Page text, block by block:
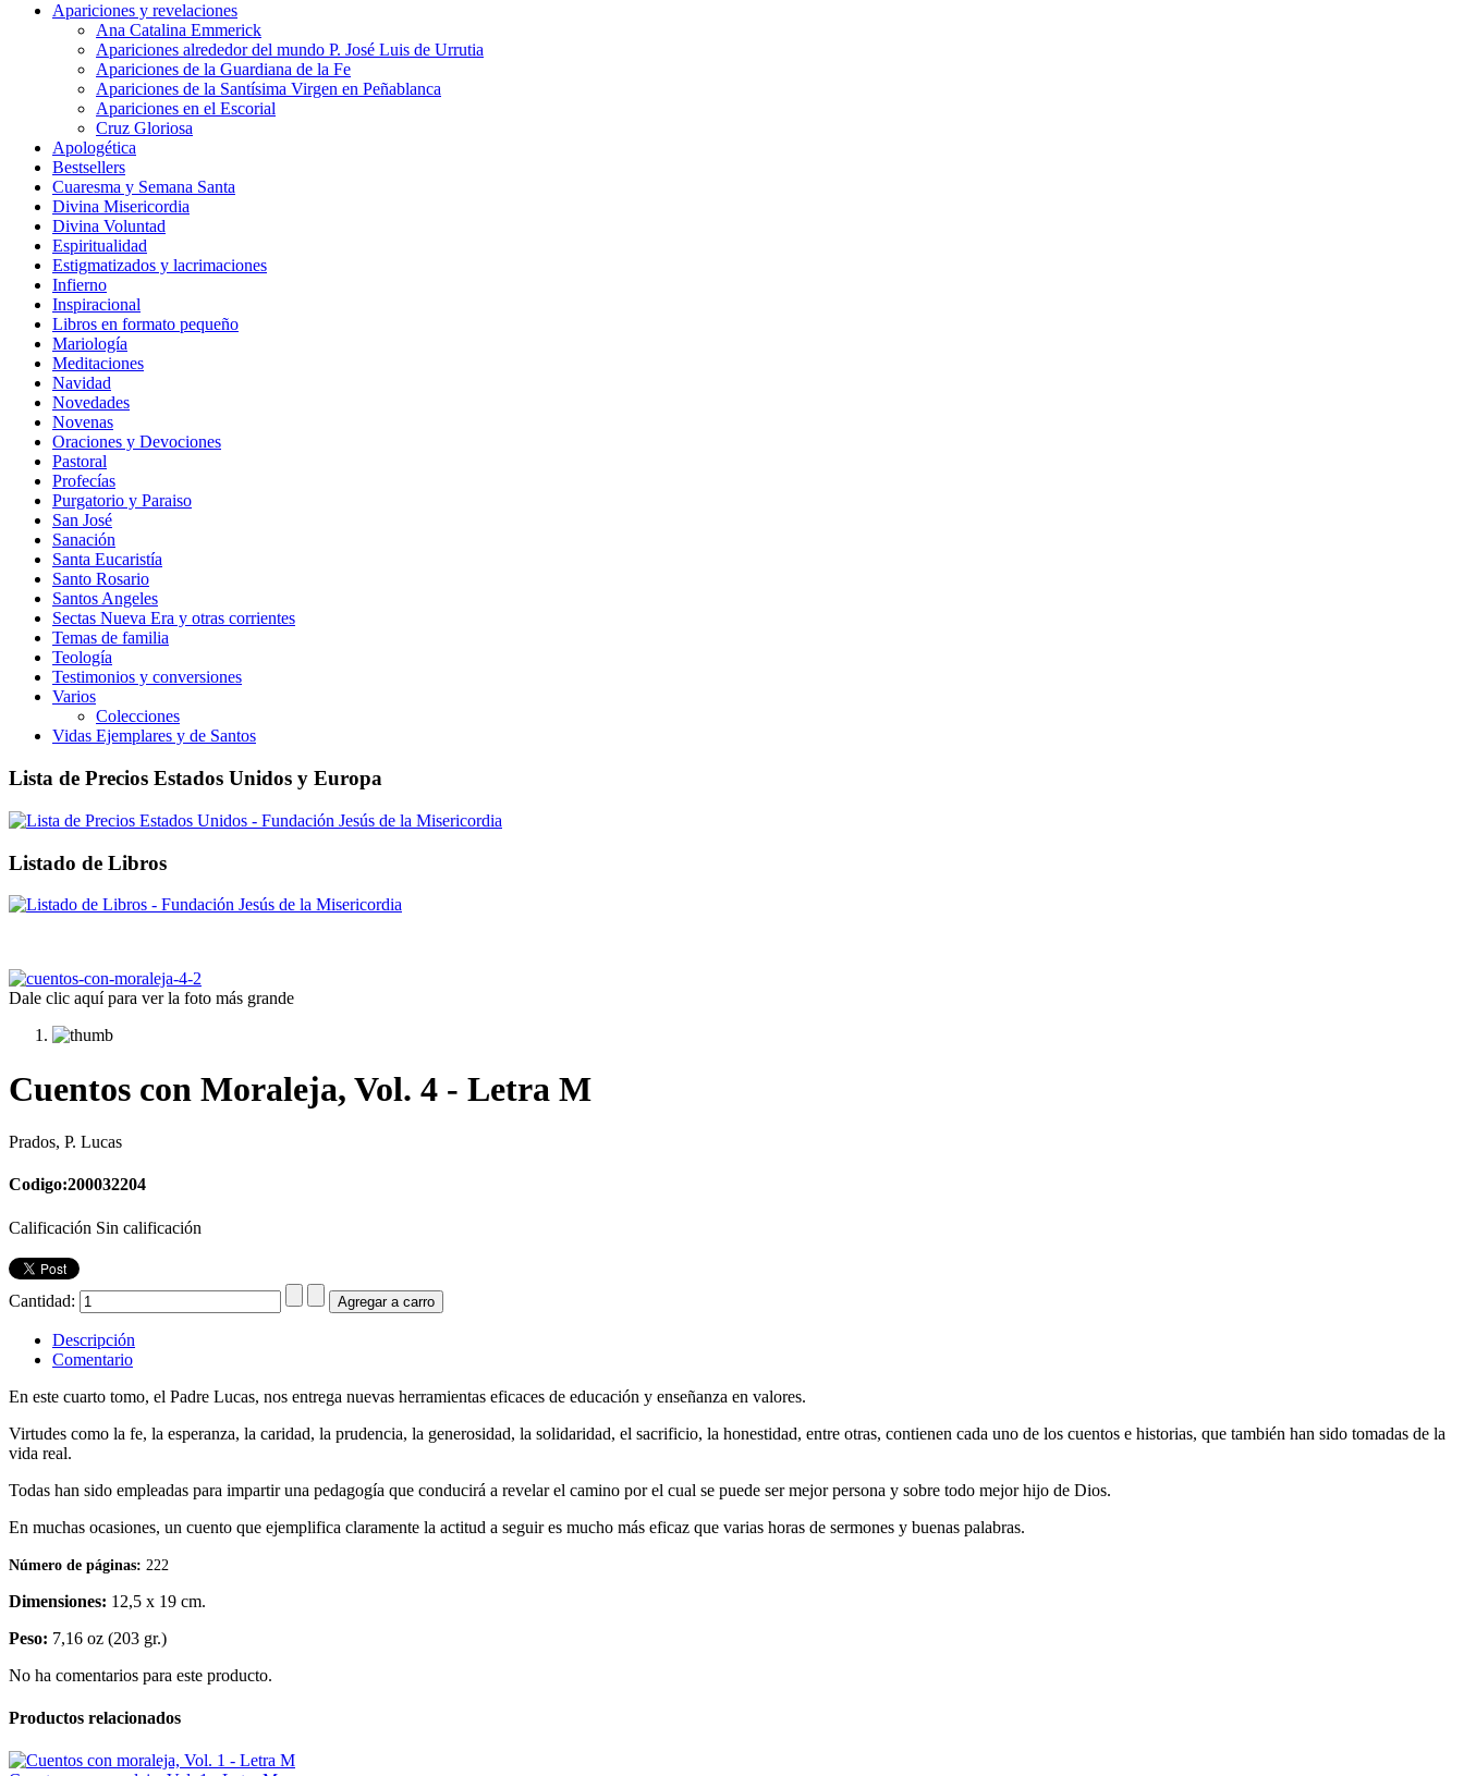
Apariciones y revelaciones
Ana Catalina Emmerick
Apariciones alrededor del mundo P. José Luis de Urrutia
Apariciones de la Guardiana de la Fe
Apariciones de la Santísima Virgen en Peñablanca
Apariciones en el Escorial
Cruz Gloriosa
Apologética
Bestsellers
Cuaresma y Semana Santa
Divina Misericordia
Divina Voluntad
Espiritualidad
Estigmatizados y lacrimaciones
Infierno
Inspiracional
Libros en formato pequeño
Mariología
Meditaciones
Navidad
Novedades
Novenas
Oraciones y Devociones
Pastoral
Profecías
Purgatorio y Paraiso
San José
Sanación
Santa Eucaristía
Santo Rosario
Santos Angeles
Sectas Nueva Era y otras corrientes
Temas de familia
Teología
Testimonios y conversiones
Varios
Colecciones
Vidas Ejemplares y de Santos
Lista de Precios Estados Unidos y Europa
Listado de Libros
Dale clic aquí para ver la foto más grande
Cuentos con Moraleja, Vol. 4 - Letra M
Prados, P. Lucas
Codigo:200032204
Calificación Sin calificación
Cantidad:
Descripción
Comentario
En este cuarto tomo, el Padre Lucas, nos entrega nuevas herramientas eficaces de educación y enseñanza en valores.
Virtudes como la fe, la esperanza, la caridad, la prudencia, la generosidad, la solidaridad, el sacrificio, la honestidad, entre otras, contienen cada uno de los cuentos e historias, que también han sido tomadas de la
vida real.
Todas han sido empleadas para impartir una pedagogía que conducirá a revelar el camino por el cual se puede ser mejor persona y sobre todo mejor hijo de Dios.
En muchas ocasiones, un cuento que ejemplifica claramente la actitud a seguir es mucho más eficaz que varias horas de sermones y buenas palabras.
Número de páginas: 222
Dimensiones: 12,5 x 19 cm.
Peso: 7,16 oz (203 gr.)
No ha comentarios para este producto.
Productos relacionados